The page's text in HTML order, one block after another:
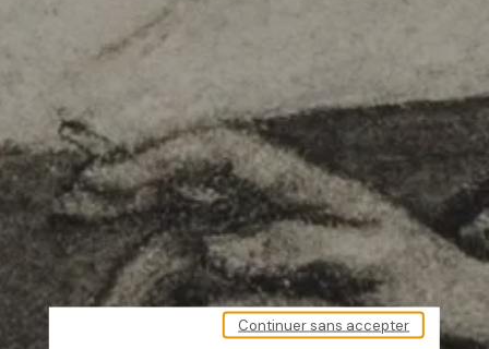
Continuer sans accepter